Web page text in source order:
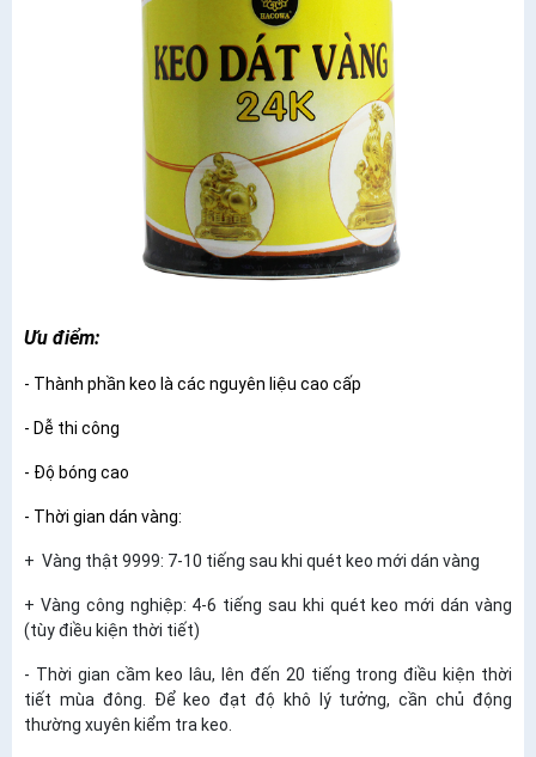
Ưu điểm:
- Thành phần keo là các nguyên liệu cao cấp
- Dễ thi công
- Độ bóng cao
- Thời gian dán vàng:
+ Vàng thật 9999: 7-10 tiếng sau khi quét keo mới dán vàng
+ Vàng công nghiệp: 4-6 tiếng sau khi quét keo mới dán vàng
(tùy điều kiện thời tiết)
- Thời gian cầm keo lâu, lên đến 20 tiếng trong điều kiện thời
tiết mùa đông. Để keo đạt độ khô lý tưởng, cần chủ động
thường xuyên kiểm tra keo.